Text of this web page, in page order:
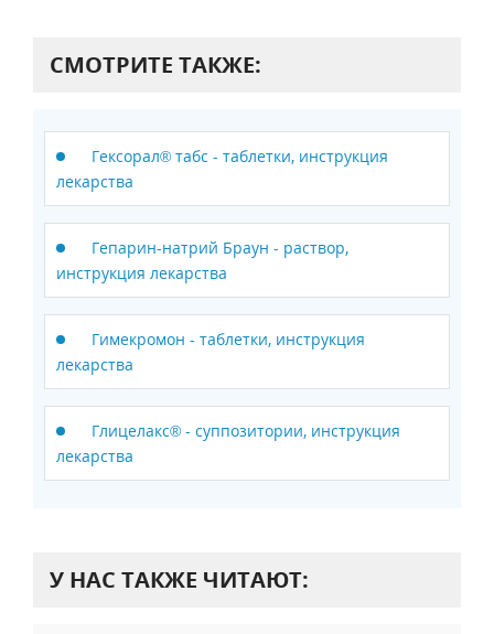
СМОТРИТЕ ТАКЖЕ:
Гексорал® табс - таблетки, инструкция
лекарства
Гепарин-натрий Браун - раствор,
инструкция лекарства
Гимекромон - таблетки, инструкция
лекарства
Глицелакс® - суппозитории, инструкция
лекарства
У НАС ТАКЖЕ ЧИТАЮТ: